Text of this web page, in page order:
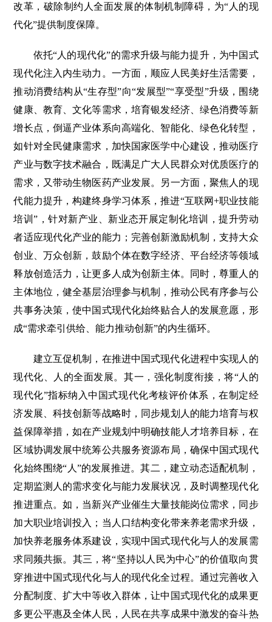
改革，破除制约人全面发展的体制机制障碍，为“人的现
代化”提供制度保障。
依托“人的现代化”的需求升级与能力提升，为中国式
现代化注入内生动力。一方面，顺应人民美好生活需要，
推动消费结构从“生存型”向“发展型”“享受型”升级，围绕
健康、教育、文化等需求，培育银发经济、绿色消费等新
增长点，倒逼产业体系向高端化、智能化、绿色化转型，
如针对全民健康需求，加快国家医学中心建设，推动医疗
产业与数字技术融合，既满足广大人民群众对优质医疗的
需求，又带动生物医药产业发展。另一方面，聚焦人的现
代能力提升，构建终身学习体系，推进“互联网+职业技能
培训”，针对新产业、新业态开展定制化培训，提升劳动
者适应现代化产业的能力；完善创新激励机制，支持大众
创业、万众创新，鼓励个体在数字经济、平台经济等领域
释放创造活力，让更多人成为创新主体。同时，尊重人的
主体地位，健全基层治理参与机制，推动公民有序参与公
共事务决策，使中国式现代化始终贴合人的发展意愿，形
成“需求牵引供给、能力推动创新”的内生循环。
建立互促机制，在推进中国式现代化进程中实现人的
现代化、人的全面发展。其一，强化制度衔接，将“人的
现代化”指标纳入中国式现代化考核评价体系，在制定经
济发展、科技创新等战略时，同步规划人的能力培育与权
益保障举措，如在产业规划中明确技能人才培养目标，在
区域协调发展中统筹公共服务资源布局，确保中国式现代
化始终围绕“人”的发展推进。其二，建立动态适配机制，
定期监测人的需求变化与能力发展状况，及时调整现代化
推进重点。如，当新兴产业催生大量技能岗位需求，同步
加大职业培训投入；当人口结构变化带来养老需求升级，
加快养老服务体系建设，实现中国式现代化与人的发展需
求同频共振。其三，将“坚持以人民为中心”的价值取向贯
穿推进中国式现代化与人的现代化全过程。通过完善收入
分配制度、扩大中等收入群体，让中国式现代化的成果更
多更公平惠及全体人民，人民在共享成果中激发的奋斗热